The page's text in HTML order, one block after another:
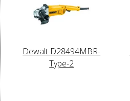
Dewalt D28494MBR-
Type-2